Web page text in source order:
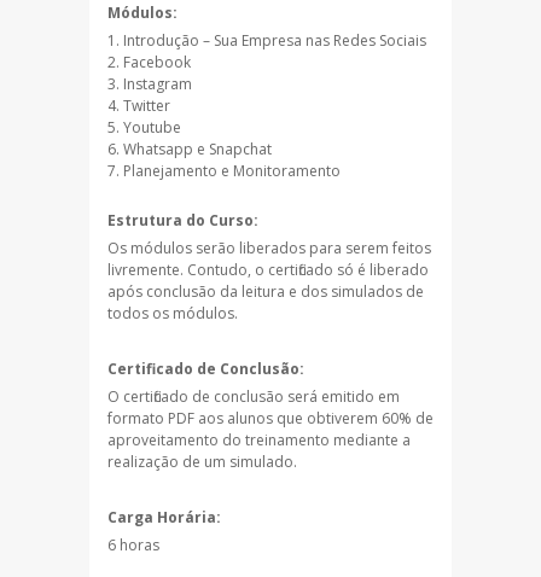
Módulos:
Introdução – Sua Empresa nas Redes Sociais
Facebook
Instagram
Twitter
Youtube
Whatsapp e Snapchat
Planejamento e Monitoramento
Estrutura do Curso:
Os módulos serão liberados para serem feitos
livremente. Contudo, o certificado só é liberado
após conclusão da leitura e dos simulados de
todos os módulos.
Certificado de Conclusão:
O certificado de conclusão será emitido em
formato PDF aos alunos que obtiverem 60% de
aproveitamento do treinamento mediante a
realização de um simulado.
Carga Horária:
6 horas